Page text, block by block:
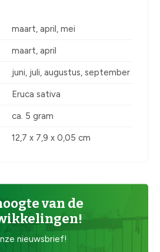
maart, april, mei
maart, april
juni, juli, augustus, september
Eruca sativa
ca. 5 gram
12,7 x 7,9 x 0,05 cm
van de
nieuwsbrief!